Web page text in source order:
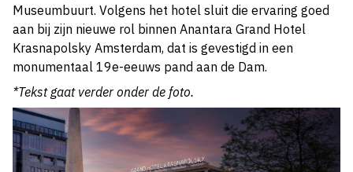
Museumbuurt. Volgens het hotel sluit die ervaring goed
aan bij zijn nieuwe rol binnen Anantara Grand Hotel
Krasnapolsky Amsterdam, dat is gevestigd in een
monumentaal 19e-eeuws pand aan de Dam.
*Tekst gaat verder onder de foto.